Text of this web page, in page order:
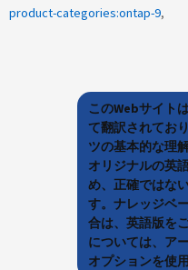
product-categories:ontap-9
このWebサイト
て翻訳されてお
ツの基本的な理
オリジナルの英
め、正確ではな
す。ナレッジベ
合は、英語版を
については、ア
オプションを使